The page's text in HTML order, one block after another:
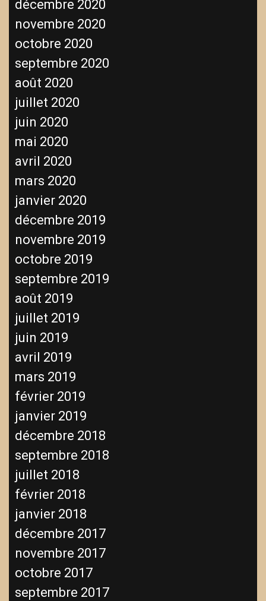
décembre 2020
novembre 2020
octobre 2020
septembre 2020
août 2020
juillet 2020
juin 2020
mai 2020
avril 2020
mars 2020
janvier 2020
décembre 2019
novembre 2019
octobre 2019
septembre 2019
août 2019
juillet 2019
juin 2019
avril 2019
mars 2019
février 2019
janvier 2019
décembre 2018
septembre 2018
juillet 2018
février 2018
janvier 2018
décembre 2017
novembre 2017
octobre 2017
septembre 2017